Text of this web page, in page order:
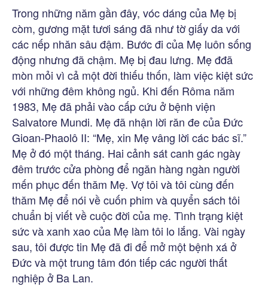
Trong những năm gần đây, vóc dáng của Mẹ bị
còm, gương mặt tươi sáng đã như tờ giấy da với
các nếp nhăn sâu đậm. Bước đi của Mẹ luôn sống
động nhưng đã chậm. Mẹ bị đau lưng. Mẹ đđã
mòn mỏi vì cả một đời thiếu thốn, làm việc kiệt sức
với những đêm không ngủ. Khi đến Rôma năm
1983, Mẹ đã phải vào cấp cứu ở bệnh viện
Salvatore Mundi. Mẹ đã nhận lời răn đe của Đức
Gioan-Phaolô II: “Mẹ, xin Mẹ vâng lời các bác sĩ.”
Mẹ ở đó một tháng. Hai cảnh sát canh gác ngày
đêm trước cửa phòng để ngăn hàng ngàn người
mến phục đến thăm Mẹ. Vợ tôi và tôi cùng đến
thăm Mẹ để nói về cuốn phim và quyển sách tôi
chuẩn bị viết về cuộc đời của mẹ. Tình trạng kiệt
sức và xanh xao của Mẹ làm tôi lo lắng. Vài ngày
sau, tôi được tin Mẹ đã đi để mở một bệnh xá ở
Đức và một trung tâm đón tiếp các người thất
nghiệp ở Ba Lan.